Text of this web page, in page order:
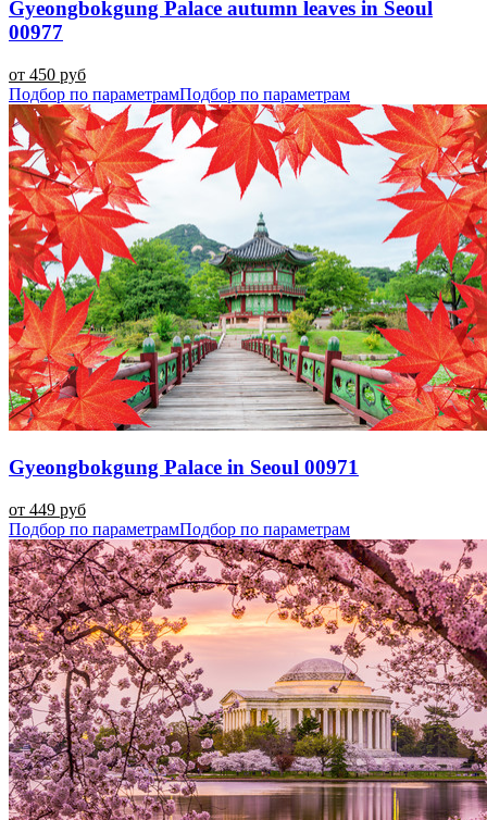
Gyeongbokgung Palace autumn leaves in Seoul
00977
от 450 руб
Подбор по параметрамПодбор по параметрам
Gyeongbokgung Palace in Seoul 00971
от 449 руб
Подбор по параметрамПодбор по параметрам